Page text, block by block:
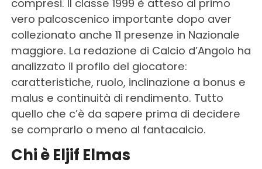
compresi. Il classe 1999 è atteso al primo
vero palcoscenico importante dopo aver
collezionato anche 11 presenze in Nazionale
maggiore. La redazione di Calcio d’Angolo ha
analizzato il profilo del giocatore:
caratteristiche, ruolo, inclinazione a bonus e
malus e continuità di rendimento. Tutto
quello che c’è da sapere prima di decidere
se comprarlo o meno al fantacalcio.
Chi è Eljif Elmas